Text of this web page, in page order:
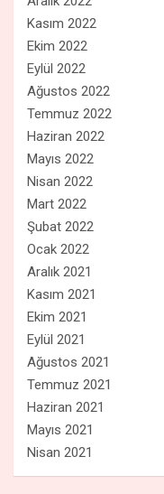
Kasım 2022
Ekim 2022
Eylül 2022
Ağustos 2022
Temmuz 2022
Haziran 2022
Mayıs 2022
Nisan 2022
Mart 2022
Şubat 2022
Ocak 2022
Aralık 2021
Kasım 2021
Ekim 2021
Eylül 2021
Ağustos 2021
Temmuz 2021
Haziran 2021
Mayıs 2021
Nisan 2021